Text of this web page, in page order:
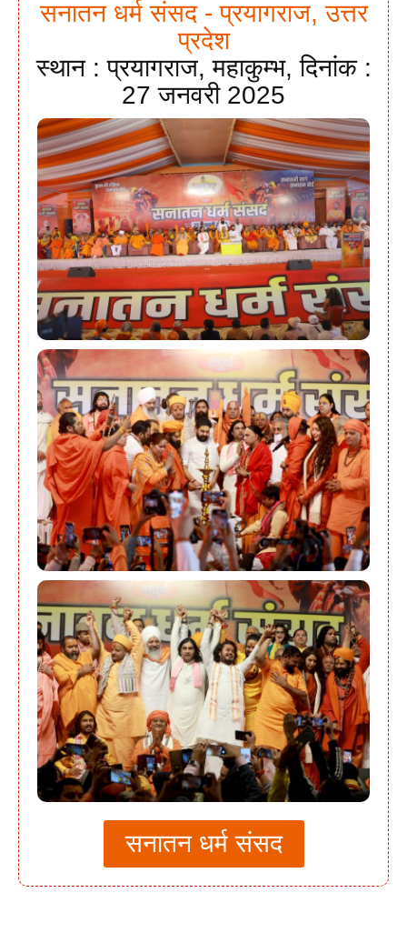
सनातन धर्म संसद - प्रयागराज, उत्तर
प्रदेश
स्थान : प्रयागराज, महाकुम्भ, दिनांक :
27 जनवरी 2025
सनातन धर्म संसद